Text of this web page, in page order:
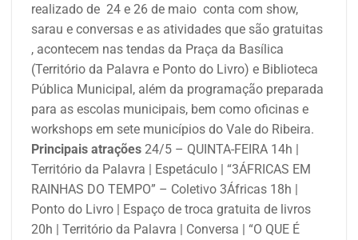
realizado de 24 e 26 de maio conta com show,
sarau e conversas e as atividades que são gratuitas
, acontecem nas tendas da Praça da Basílica
(Território da Palavra e Ponto do Livro) e Biblioteca
Pública Municipal, além da programação preparada
para as escolas municipais, bem como oficinas e
workshops em sete municípios do Vale do Ribeira.
Principais atrações 24/5 – QUINTA-FEIRA 14h |
Território da Palavra | Espetáculo | “3ÁFRICAS EM
RAINHAS DO TEMPO” – Coletivo 3Áfricas 18h |
Ponto do Livro | Espaço de troca gratuita de livros
20h | Território da Palavra | Conversa | “O QUE É